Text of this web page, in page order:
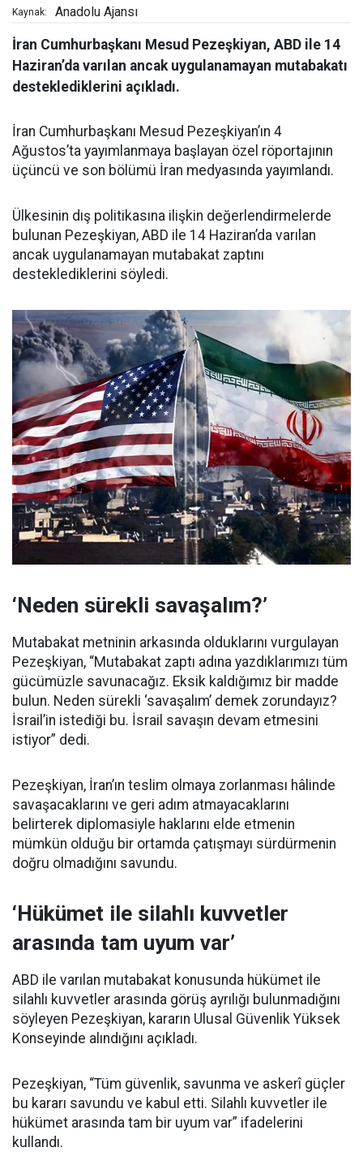
Kaynak: Anadolu Ajansı
İran Cumhurbaşkanı Mesud Pezeşkiyan, ABD ile 14
Haziran’da varılan ancak uygulanamayan mutabakatı
desteklediklerini açıkladı.
İran Cumhurbaşkanı Mesud Pezeşkiyan’ın 4
Ağustos’ta yayımlanmaya başlayan özel röportajının
üçüncü ve son bölümü İran medyasında yayımlandı.
Ülkesinin dış politikasına ilişkin değerlendirmelerde
bulunan Pezeşkiyan, ABD ile 14 Haziran’da varılan
ancak uygulanamayan mutabakat zaptını
desteklediklerini söyledi.
‘Neden sürekli savaşalım?’
Mutabakat metninin arkasında olduklarını vurgulayan
Pezeşkiyan, “Mutabakat zaptı adına yazdıklarımızı tüm
gücümüzle savunacağız. Eksik kaldığımız bir madde
bulun. Neden sürekli ‘savaşalım’ demek zorundayız?
İsrail’in istediği bu. İsrail savaşın devam etmesini
istiyor” dedi.
Pezeşkiyan, İran’ın teslim olmaya zorlanması hâlinde
savaşacaklarını ve geri adım atmayacaklarını
belirterek diplomasiyle haklarını elde etmenin
mümkün olduğu bir ortamda çatışmayı sürdürmenin
doğru olmadığını savundu.
‘Hükümet ile silahlı kuvvetler
arasında tam uyum var’
ABD ile varılan mutabakat konusunda hükümet ile
silahlı kuvvetler arasında görüş ayrılığı bulunmadığını
söyleyen Pezeşkiyan, kararın Ulusal Güvenlik Yüksek
Konseyinde alındığını açıkladı.
Pezeşkiyan, “Tüm güvenlik, savunma ve askerî güçler
bu kararı savundu ve kabul etti. Silahlı kuvvetler ile
hükümet arasında tam bir uyum var” ifadelerini
kullandı.